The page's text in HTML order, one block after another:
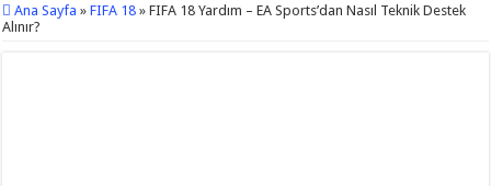
Ana Sayfa » FIFA 18 » FIFA 18 Yardım – EA Sports’dan Nasıl Teknik Destek
Alınır?